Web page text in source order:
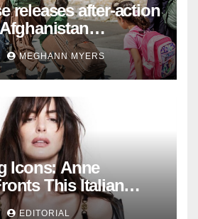
releases after-action
MEGHANN MYERS
Icons: Anne
This Italian
Latest
EDITORIAL